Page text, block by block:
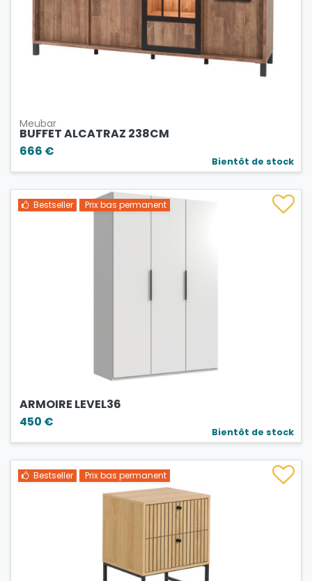
Meubar
BUFFET ALCATRAZ 238CM
666 €
Bientôt de stock
Bestseller Prix bas permanent
ARMOIRE LEVEL36
450 €
Bientôt de stock
Bestseller Prix bas permanent